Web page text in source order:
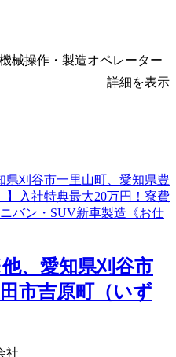
械操作・製造オペレーター
詳細を表示
、愛知県刈谷市
市吉原町（いず
社